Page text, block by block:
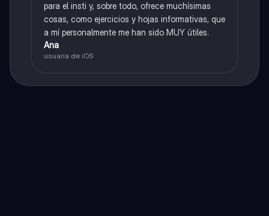
para el insti y, sobre todo, ofrece muchísimas
cosas, como ejercicios y hojas informativas, que
a mí personalmente me han sido MUY útiles.
Ana
usuaria de iOS